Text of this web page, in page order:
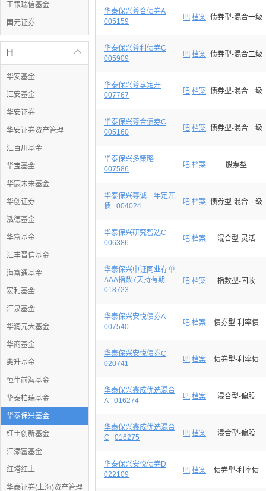
工银瑞信基金
国元证券

H
华安基金
汇安基金
华安证券
华安证券资产管理
汇百川基金
华宝基金
华宸未来基金
华创证券
泓德基金
华富基金
汇丰晋信基金
海富通基金
宏利基金
汇泉基金
华润元大基金
华商基金
惠升基金
恒生前海基金
华泰柏瑞基金
华泰保兴基金
红土创新基金
汇添富基金
红塔红土
华泰证券(上海)资产管理
华泰保兴尊合债券A
005159
吧 档案 债券型-混合一级
华泰保兴尊利债券C
005909
吧 档案 债券型-混合二级
华泰保兴尊享定开
007767
吧 档案 债券型-混合一级
华泰保兴尊合债券C
005160
吧 档案 债券型-混合一级
华泰保兴多策略
007586
吧 档案 股票型
华泰保兴尊诚一年定开
债
004024 吧 档案 债券型-混合一级
华泰保兴研究智选C
006386
吧 档案 混合型-灵活
华泰保兴中证同业存单
AAA指数7天持有期
018723
吧 档案 指数型-固收
华泰保兴安悦债券A
007540
吧 档案 债券型-利率债
华泰保兴安悦债券C
020741
吧 档案 债券型-利率债
华泰保兴鑫成优选混合
A
016274 吧 档案 混合型-偏股
华泰保兴鑫成优选混合
C
016275 吧 档案 混合型-偏股
华泰保兴安悦债券D
022109
吧 档案 债券型-利率债